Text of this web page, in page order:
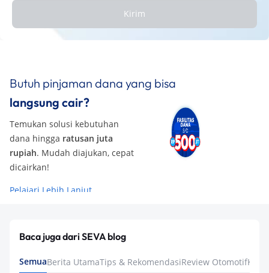
Kirim
Butuh pinjaman dana yang bisa
langsung cair?
Temukan solusi kebutuhan
dana hingga ratusan juta
rupiah. Mudah diajukan, cepat
dicairkan!
Pelajari Lebih Lanjut
Baca juga dari SEVA blog
SemuaBerita UtamaTips & RekomendasiReview Otomotif